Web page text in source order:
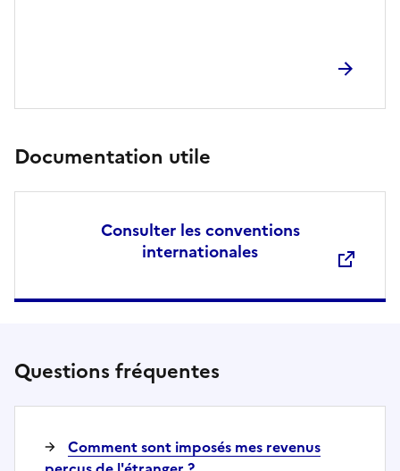
Documentation utile
Consulter les conventions
internationales
Questions fréquentes
Comment sont imposés mes revenus